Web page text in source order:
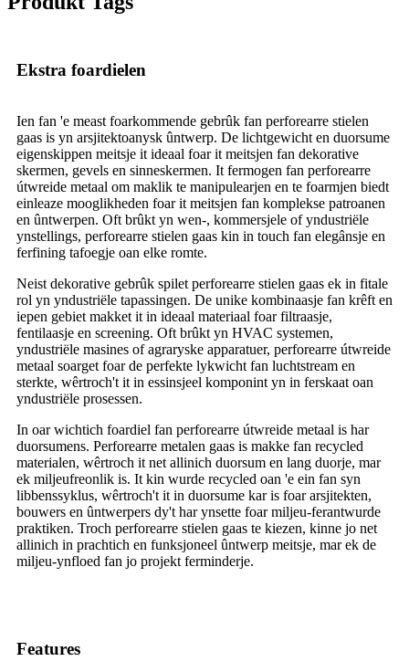
Ekstra foardielen
Ien fan 'e meast foarkommende gebrûk fan perforearre stielen
gaas is yn arsjitektoanysk ûntwerp. De lichtgewicht en duorsume
eigenskippen meitsje it ideaal foar it meitsjen fan dekorative
skermen, gevels en sinneskermen. It fermogen fan perforearre
útwreide metaal om maklik te manipulearjen en te foarmjen biedt
einleaze mooglikheden foar it meitsjen fan komplekse patroanen
en ûntwerpen. Oft brûkt yn wen-, kommersjele of yndustriële
ynstellings, perforearre stielen gaas kin in touch fan elegânsje en
ferfining tafoegje oan elke romte.
Neist dekorative gebrûk spilet perforearre stielen gaas ek in fitale
rol yn yndustriële tapassingen. De unike kombinaasje fan krêft en
iepen gebiet makket it in ideaal materiaal foar filtraasje,
fentilaasje en screening. Oft brûkt yn HVAC systemen,
yndustriële masines of agraryske apparatuer, perforearre útwreide
metaal soarget foar de perfekte lykwicht fan luchtstream en
sterkte, wêrtroch't it in essinsjeel komponint yn in ferskaat oan
yndustriële prosessen.
In oar wichtich foardiel fan perforearre útwreide metaal is har
duorsumens. Perforearre metalen gaas is makke fan recycled
materialen, wêrtroch it net allinich duorsum en lang duorje, mar
ek miljeufreonlik is. It kin wurde recycled oan 'e ein fan syn
libbenssyklus, wêrtroch't it in duorsume kar is foar arsjitekten,
bouwers en ûntwerpers dy't har ynsette foar miljeu-ferantwurde
praktiken. Troch perforearre stielen gaas te kiezen, kinne jo net
allinich in prachtich en funksjoneel ûntwerp meitsje, mar ek de
miljeu-ynfloed fan jo projekt ferminderje.
Features